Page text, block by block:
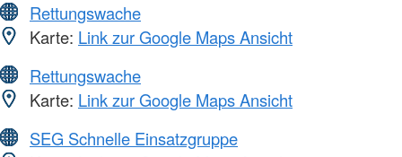
Rettungswache
Karte: Link zur Google Maps Ansicht
Rettungswache
Karte: Link zur Google Maps Ansicht
SEG Schnelle Einsatzgruppe